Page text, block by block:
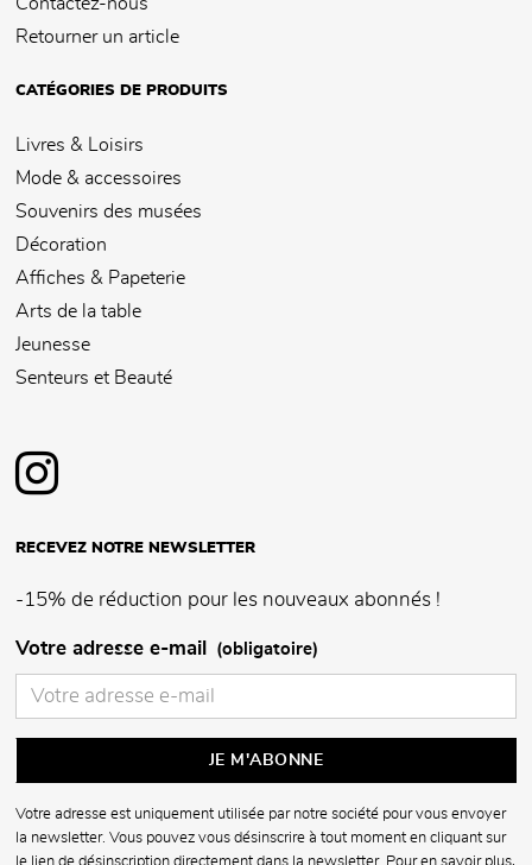
Contactez-nous
Retourner un article
CATÉGORIES DE PRODUITS
Livres & Loisirs
Mode & accessoires
Souvenirs des musées
Décoration
Affiches & Papeterie
Arts de la table
Jeunesse
Senteurs et Beauté
RECEVEZ NOTRE NEWSLETTER
-15% de réduction pour les nouveaux abonnés !
Votre adresse e-mail (obligatoire)
Votre adresse est uniquement utilisée par notre société pour vous envoyer
la newsletter. Vous pouvez vous désinscrire à tout moment en cliquant sur